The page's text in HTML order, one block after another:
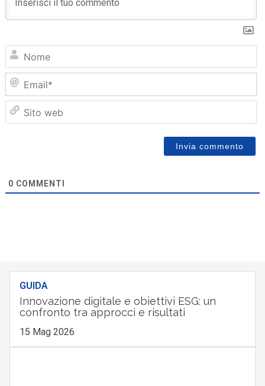
0 COMMENTI
GUIDA
Innovazione digitale e obiettivi ESG: un
confronto tra approcci e risultati
15 Mag 2026